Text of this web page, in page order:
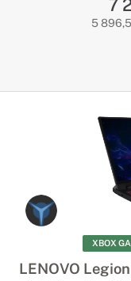
7
5
XBOX
LENOVO